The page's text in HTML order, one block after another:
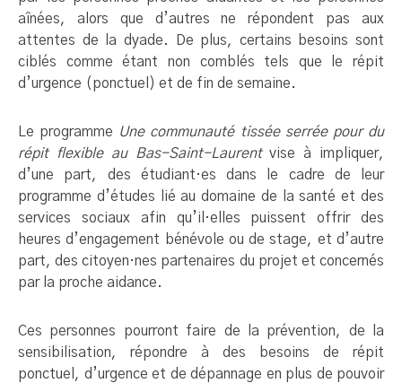
aînées, alors que d’autres ne répondent pas aux
attentes de la dyade. De plus, certains besoins sont
ciblés comme étant non comblés tels que le répit
d’urgence (ponctuel) et de fin de semaine.
Le programme Une communauté tissée serrée pour du
répit flexible au Bas-Saint-Laurentvise à impliquer,
d’une part, des étudiant·es dans le cadre de leur
programme d’études lié au domaine de la santé et des
services sociaux afin qu’il·elles puissent offrir des
heures d’engagement bénévole ou de stage, et d’autre
part, des citoyen·nes partenaires du projet et concernés
par la proche aidance.
Ces personnes pourront faire de la prévention, de la
sensibilisation, répondre à des besoins de répit
ponctuel, d’urgence et de dépannage en plus de pouvoir